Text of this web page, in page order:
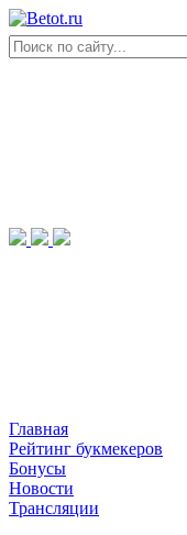
Главная
Рейтинг букмекеров
Бонусы
Новости
Трансляции